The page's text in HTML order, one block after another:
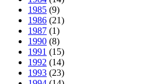
1985 (9)
1986 (21)
1987 (1)
1990 (8)
1991 (15)
1992 (14)
1993 (23)